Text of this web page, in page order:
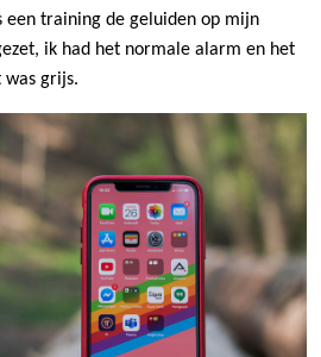
een training de geluiden op mijn
ik had het normale alarm en het
was grijs.